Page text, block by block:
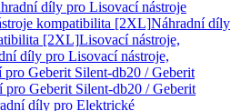
díly pro Lisovací nástroje
kompatibilita [2XL]Náhradní díly
[2XL]Lisovací nástroje,
díly pro Lisovací nástroje,
pro Geberit Silent-db20 / Geberit
Geberit Silent-db20 / Geberit
díly pro Elektrické